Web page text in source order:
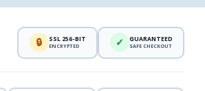
🔒 SSL 256-BIT
ENCRYPTED ✓ GUARANTEED
SAFE CHECKOUT